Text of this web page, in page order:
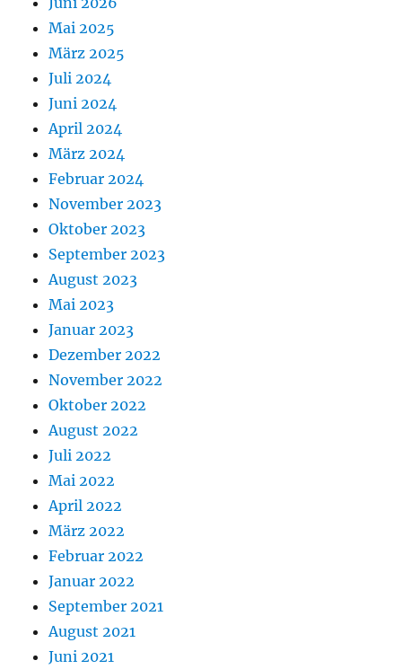
Mai 2025
März 2025
Juli 2024
Juni 2024
April 2024
März 2024
Februar 2024
November 2023
Oktober 2023
September 2023
August 2023
Mai 2023
Januar 2023
Dezember 2022
November 2022
Oktober 2022
August 2022
Juli 2022
Mai 2022
April 2022
März 2022
Februar 2022
Januar 2022
September 2021
August 2021
Juni 2021